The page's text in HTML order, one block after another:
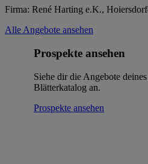
Firma: René Harting e.K.,
Alle Angebote ansehen
Prospekte ansehen
Siehe dir die Angebote
Blätterkatalog an.
Prospekte ansehen